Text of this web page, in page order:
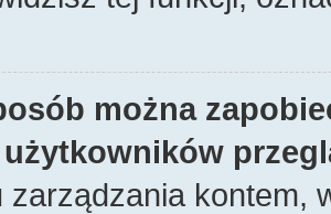
można
zarządzania kontem,